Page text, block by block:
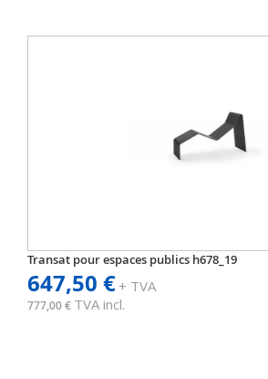
Transat pour espaces publics h678_19
647,50 €+ TVA
777,00 € TVA incl.